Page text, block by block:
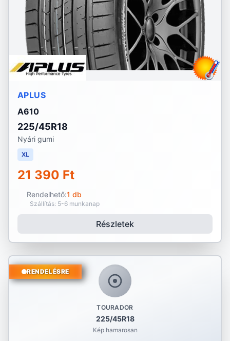
APLUS
A610
225/45R18
Nyári gumi
XL
21 390 Ft
Rendelhető:1 db
Szállítás: 5-6 munkanap
Részletek
TOURADOR
225/45R18
Kép hamarosan
RENDELÉSRE